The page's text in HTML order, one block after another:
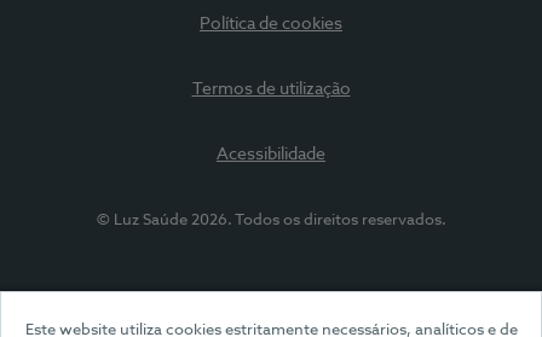
Este website utiliza cookies estritamente necessários, analíticos e de
Política de cookies
Termos de utilização
Acessibilidade
© Luz Saúde 2026. Todos os direitos reservados.